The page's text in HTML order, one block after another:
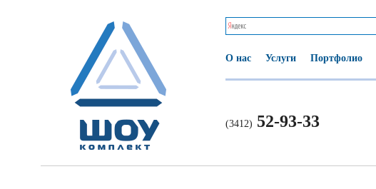
О нас Услуги Портфолио
(3412) 52-93-33